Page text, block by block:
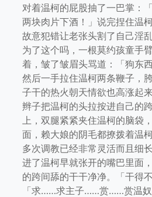
对着温柯的屁股抽了一巴掌：
两块肉片下酒！」说完捏住温
故意犯错让老张头割了自己淫
为了这个吗，一根莫约孩童手
着，皱了皱眉头骂道：「狗东
然后一手拉住温柯两条鞭子，
子干的热火朝天情欲也高涨起
辫子把温柯的头拉按进自己的
上，双腿紧紧夹住温柯的脑袋
面，赖大娘的阴毛都撩拨着温
多次调教已经非常灵活而且细
进了温柯早就张开的嘴巴里面
的跨间舔的干干净净。「干得
「求……求主子……赏……赏温奴